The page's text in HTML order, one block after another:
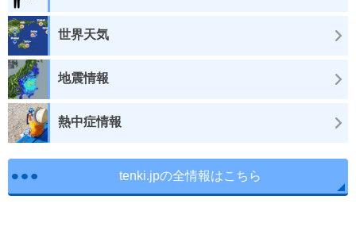
世界天気
地震情報
熱中症情報
tenki.jpの全情報はこちら